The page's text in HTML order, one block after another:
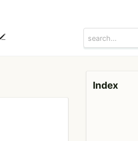
Index